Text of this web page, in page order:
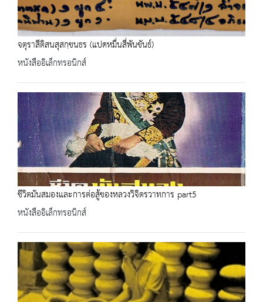
จตุราสีติสนสุสกฺขนธร (แปดหมื่นสี่พันขันธ์)
หนังสืออิเล็กทรอนิกส์
ชีวิตมันสมองและการต่อสู้ของหลวงวิจิตรวาทการ part5
หนังสืออิเล็กทรอนิกส์